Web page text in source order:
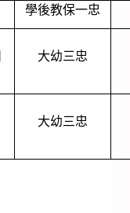
學後教保一忠
大幼三忠
大幼三忠